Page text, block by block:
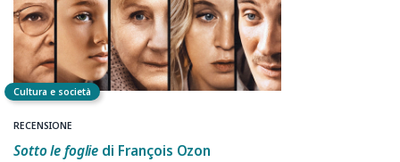
Cultura e società
RECENSIONE
Sotto le foglie di François Ozon